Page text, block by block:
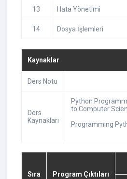
13 Hata Yönetimi
14 Dosya İşlemleri
Kaynaklar
Ders Notu
Ders
Kaynakları
Python
to Computer
Programming
Sıra Program Çıktıları